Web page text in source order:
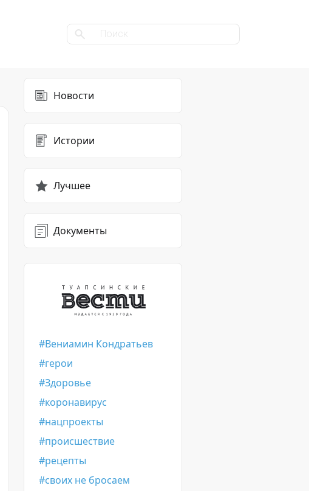
Новости
Истории
Лучшее
Документы
Вениамин Кондратьев
герои
Здоровье
коронавирус
нацпроекты
происшествие
рецепты
своих не бросаем